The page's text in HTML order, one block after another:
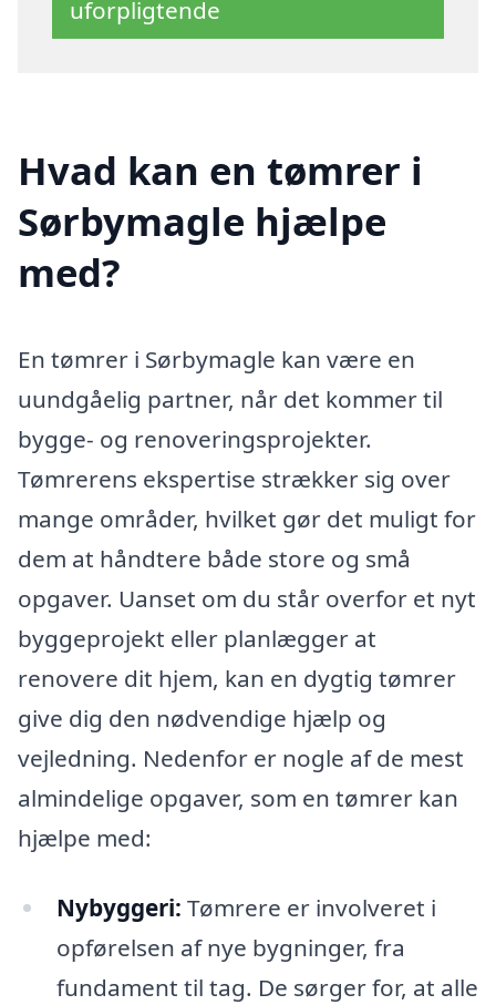
uforpligtende
Hvad kan en tømrer i
Sørbymagle hjælpe
med?
En tømrer i Sørbymagle kan være en
uundgåelig partner, når det kommer til
bygge- og renoveringsprojekter.
Tømrerens ekspertise strækker sig over
mange områder, hvilket gør det muligt for
dem at håndtere både store og små
opgaver. Uanset om du står overfor et nyt
byggeprojekt eller planlægger at
renovere dit hjem, kan en dygtig tømrer
give dig den nødvendige hjælp og
vejledning. Nedenfor er nogle af de mest
almindelige opgaver, som en tømrer kan
hjælpe med:
Nybyggeri: Tømrere er involveret i
opførelsen af nye bygninger, fra
fundament til tag. De sørger for, at alle